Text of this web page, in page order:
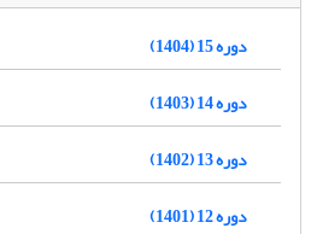
دوره 15 (1404)
دوره 14 (1403)
دوره 13 (1402)
دوره 12 (1401)